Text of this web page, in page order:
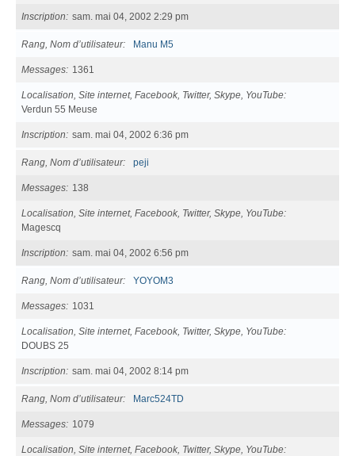
Inscription sam. mai 04, 2002 2:29 pm
Rang, Nom d’utilisateur Manu M5
Messages 1361
Localisation, Site internet, Facebook, Twitter, Skype, YouTube
Verdun 55 Meuse
Inscription sam. mai 04, 2002 6:36 pm
Rang, Nom d’utilisateur peji
Messages 138
Localisation, Site internet, Facebook, Twitter, Skype, YouTube
Magescq
Inscription sam. mai 04, 2002 6:56 pm
Rang, Nom d’utilisateur YOYOM3
Messages 1031
Localisation, Site internet, Facebook, Twitter, Skype, YouTube
DOUBS 25
Inscription sam. mai 04, 2002 8:14 pm
Rang, Nom d’utilisateur Marc524TD
Messages 1079
Localisation, Site internet, Facebook, Twitter, Skype, YouTube